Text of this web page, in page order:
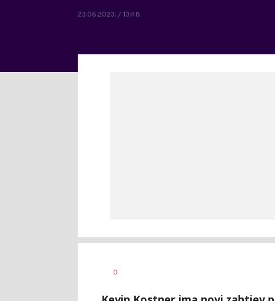
23.06.2023. / 13:48
AUTOR
0